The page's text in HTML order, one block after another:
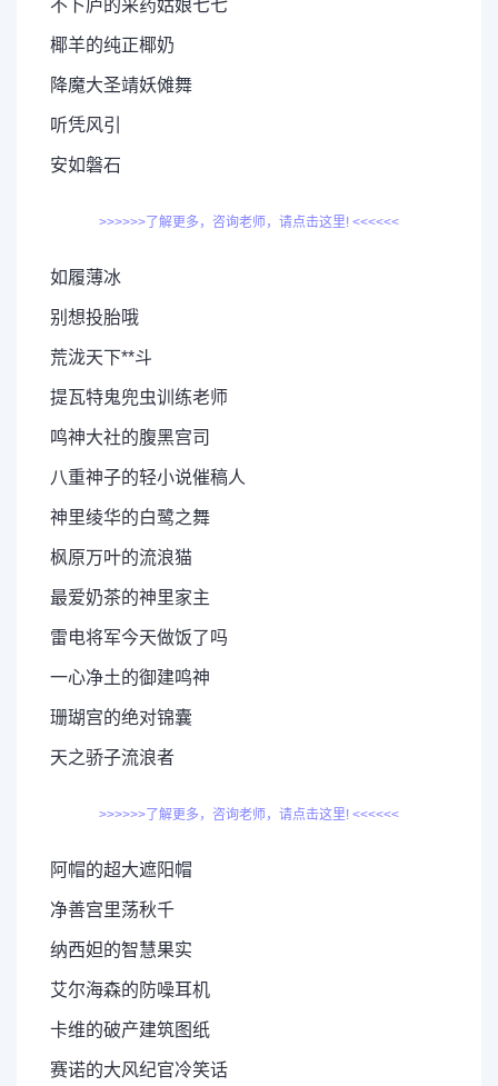
不卜庐的采药姑娘七七
椰羊的纯正椰奶
降魔大圣靖妖傩舞
听凭风引
安如磐石
>>>>>>了解更多，咨询老师，请点击这里! <<<<<<
如履薄冰
别想投胎哦
荒泷天下**斗
提瓦特鬼兜虫训练老师
鸣神大社的腹黑宫司
八重神子的轻小说催稿人
神里绫华的白鹭之舞
枫原万叶的流浪猫
最爱奶茶的神里家主
雷电将军今天做饭了吗
一心净土的御建鸣神
珊瑚宫的绝对锦囊
天之骄子流浪者
>>>>>>了解更多，咨询老师，请点击这里! <<<<<<
阿帽的超大遮阳帽
净善宫里荡秋千
纳西妲的智慧果实
艾尔海森的防噪耳机
卡维的破产建筑图纸
赛诺的大风纪官冷笑话